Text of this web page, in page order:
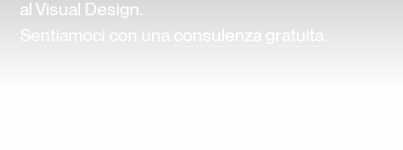
al Visual Design.
Sentiamoci con una consulenza gratuita.